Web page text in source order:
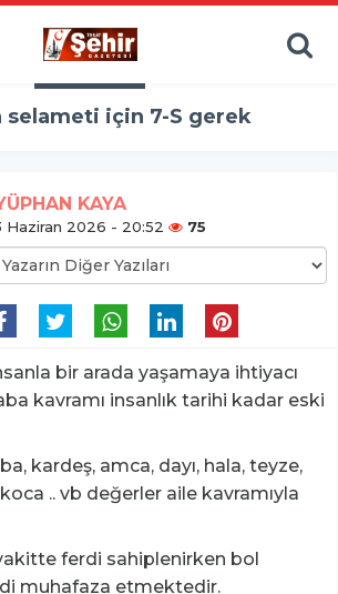
selameti için 7-S gerek
KAYA
Haziran 2026 - 20:52 75
bir arada yaşamaya ihtiyacı
kavramı insanlık tarihi kadar eski
kardeş, amca, dayı, hala, teyze,
.. vb değerler aile kavramıyla
ferdi sahiplenirken bol
muhafaza etmektedir.